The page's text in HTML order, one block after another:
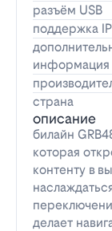
разъём USB
поддержка
информация
страна
описание
билайн
которая
контенту в
делает